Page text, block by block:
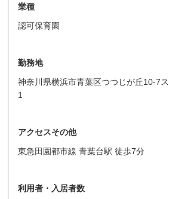
業種
認可保育園
勤務地
神奈川県横浜市青葉区つつじが丘10-7
1
アクセスその他
東急田園都市線 青葉台駅 徒歩7分
利用者・入居者数